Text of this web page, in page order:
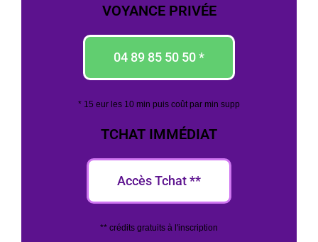
VOYANCE PRIVÉE
04 89 85 50 50 *
* 15 eur les 10 min puis coût par min supp
TCHAT IMMÉDIAT
Accès Tchat **
** crédits gratuits à l'inscription